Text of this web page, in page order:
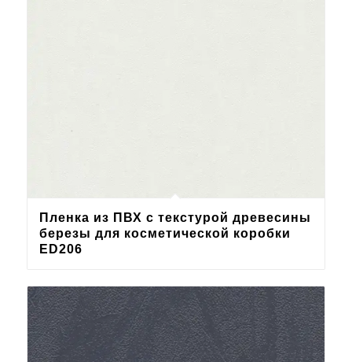
Пленка из ПВХ с текстурой древесины
березы для косметической коробки
ED206